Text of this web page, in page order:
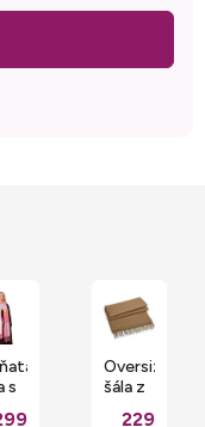
s
Oversize
šála z
229